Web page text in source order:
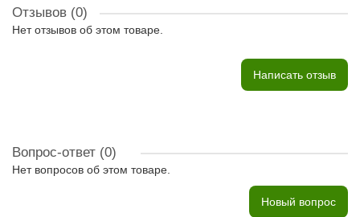
Отзывов (0)
Нет отзывов об этом товаре.
Написать отзыв
Вопрос-ответ (0)
Нет вопросов об этом товаре.
Новый вопрос